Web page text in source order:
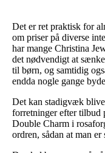
Det er ret praktisk for
om priser på diverse
har mange Christina
det nødvendigt at
til børn, og samtidig
endda nogle gange
Det kan stadigvæk
forretninger efter tilbud
Double Charm i
ordren, sådan at man